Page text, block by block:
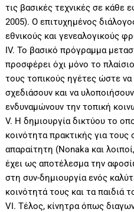
τις βασικές τεχνικές σε κάθε
2005). Ο επιτυχημένος
εθνικούς και γενεαλογικούς
IV. Το βασικό πρόγραμμα
προσφέρει όχι μόνο το
τους τοπικούς ηγέτες ώστε να
σχεδιάσουν και να
ενδυναμώνουν την τοπική
V. Η δημιουργία δικτύου το
κοινότητα πρακτικής για τους
απαραίτητη (Nonaka και
έχει ως αποτέλεσμα την
στη συν-δημιουργία ενός
κοινότητά τους και τα παιδιά
VI. Τέλος, κίνητρα όπως